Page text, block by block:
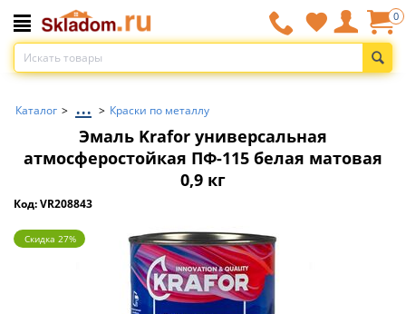
0
Каталог > ... > Краски по металлу
Эмаль Krafor универсальная
атмосферостойкая ПФ-115 белая матовая
0,9 кг
Код: VR208843
Скидка 27%